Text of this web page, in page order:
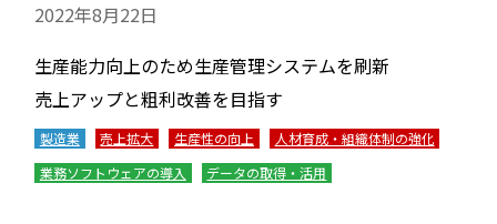
2022年8月22日
生産能力向上のため生産管理システムを刷新
売上アップと粗利改善を目指す
製造業 売上拡大 生産性の向上
人材育成・組織体制の強化
業務ソフトウェアの導入
データの取得・活用